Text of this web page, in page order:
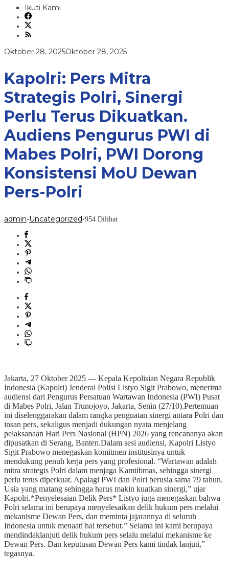
Terus
Dikuatkan.
Pengurus
PWI
Mabes
Polri,
PWI
Dorong
MoU
Dewan
Pers-
Polri
Ikuti Kami
Oktober 28, 2025Oktober 28, 2025oleh
Kapolri: Pers Mitra
Strategis Polri, Sinergi
Perlu Terus Dikuatkan.
Audiens Pengurus PWI di
Mabes Polri, PWI Dorong
Konsistensi MoU Dewan
Pers-Polri
admin-Uncategorized-954 Dilihat
Jakarta, 27 Oktober 2025 — Kepala Kepolisian Negara Republik
Indonesia (Kapolri) Jenderal Polisi Listyo Sigit Prabowo, menerima
audiensi dari Pengurus Persatuan Wartawan Indonesia (PWI) Pusat
di Mabes Polri, Jalan Trunojoyo, Jakarta, Senin (27/10).Pertemuan
ini diselenggarakan dalam rangka penguatan sinergi antara Polri dan
insan pers, sekaligus menjadi dukungan nyata menjelang
pelaksanaan Hari Pers Nasional (HPN) 2026 yang rencananya akan
dipusatkan di Serang, Banten.Dalam sesi audiensi, Kapolri Listyo
Sigit Prabowo menegaskan komitmen institusinya untuk
mendukung penuh kerja pers yang profesional. “Wartawan adalah
mitra strategis Polri dalam menjaga Kamtibmas, sehingga sinergi
perlu terus diperkuat. Apalagi PWI dan Polri berusia sama 79 tahun.
Usia yang matang sehingga harus makin kuatkan sinergi,” ujar
Kapolri.*Penyelesaian Delik Pers* Listyo juga menegaskan bahwa
Polri selama ini berupaya menyelesaikan delik hukum pers melalui
mekanisme Dewan Pers, dan meminta jajarannya di seluruh
Indonesia untuk menaati hal tersebut.” Selama ini kami berupaya
mendindaklanjuti delik hukum pers selalu melalui mekanisme ke
Dewan Pers. Dan keputusan Dewan Pers kami tindak lanjuti,”
tegasnya.